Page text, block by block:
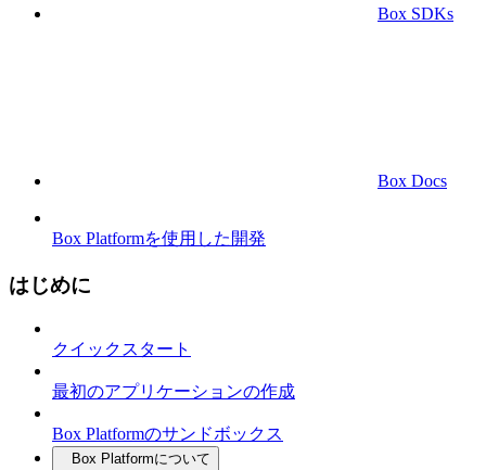
Box SDKs
Box Docs
Box Platformを使用した開発
はじめに
クイックスタート
最初のアプリケーションの作成
Box Platformのサンドボックス
Box Platformについて